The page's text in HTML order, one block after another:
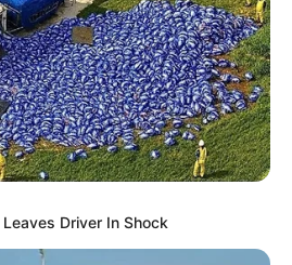
Infantil: 57 Modelos Lindos
festa fundo do mar
Driver In Shock